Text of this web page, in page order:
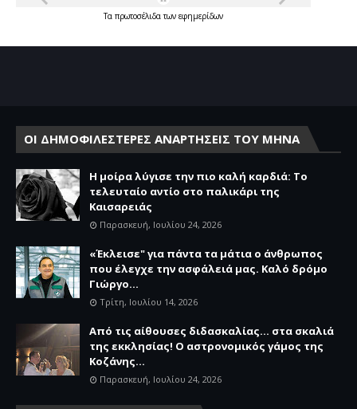
Τα πρωτοσέλιδατων εφημερίδων
ΟΙ ΔΗΜΟΦΙΛΕΣΤΕΡΕΣ ΑΝΑΡΤΗΣΕΙΣ ΤΟΥ ΜΗΝΑ
Η μοίρα λύγισε την πιο καλή καρδιά: Το
τελευταίο αντίο στο παλικάρι της
Καισαρειάς
Παρασκευή, Ιουλίου 24, 2026
«Έκλεισε" για πάντα τα μάτια ο άνθρωπος
που έλεγχε την ασφάλειά μας. Καλό δρόμο
Γιώργο...
Τρίτη, Ιουλίου 14, 2026
Από τις αίθουσες διδασκαλίας… στα σκαλιά
της εκκλησίας! Ο αστρονομικός γάμος της
Κοζάνης...
Παρασκευή, Ιουλίου 24, 2026